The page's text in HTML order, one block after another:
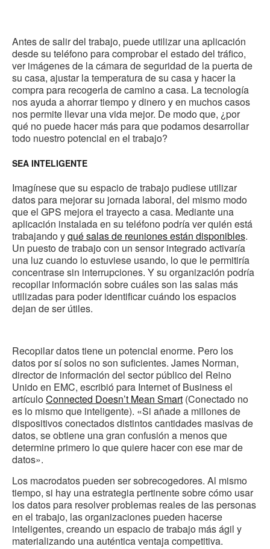
Antes de salir del trabajo, puede utilizar una aplicación
desde su teléfono para comprobar el estado del tráfico,
ver imágenes de la cámara de seguridad de la puerta de
su casa, ajustar la temperatura de su casa y hacer la
compra para recogerla de camino a casa. La tecnología
nos ayuda a ahorrar tiempo y dinero y en muchos casos
nos permite llevar una vida mejor. De modo que, ¿por
qué no puede hacer más para que podamos desarrollar
todo nuestro potencial en el trabajo?
SEA INTELIGENTE
Imagínese que su espacio de trabajo pudiese utilizar
datos para mejorar su jornada laboral, del mismo modo
que el GPS mejora el trayecto a casa. Mediante una
aplicación instalada en su teléfono podría ver quién está
trabajando yqué salas de reuniones están disponibles.
Un puesto de trabajo con un sensor integrado activaría
una luz cuando lo estuviese usando, lo que le permitiría
concentrase sin interrupciones. Y su organización podría
recopilar información sobre cuáles son las salas más
utilizadas para poder identificar cuándo los espacios
dejan de ser útiles.
Recopilar datos tiene un potencial enorme. Pero los
datos por sí solos no son suficientes. James Norman,
director de información del sector público del Reino
Unido en EMC, escribió para Internet of Business el
artículoConnected Doesn’t Mean Smart (Conectado no
es lo mismo que inteligente). «Si añade a millones de
dispositivos conectados distintos cantidades masivas de
datos, se obtiene una gran confusión a menos que
determine primero lo que quiere hacer con ese mar de
datos».
Los macrodatos pueden ser sobrecogedores. Al mismo
tiempo, si hay una estrategia pertinente sobre cómo usar
los datos para resolver problemas reales de las personas
en el trabajo, las organizaciones pueden hacerse
inteligentes, creando un espacio de trabajo más ágil y
materializando una auténtica ventaja competitiva.